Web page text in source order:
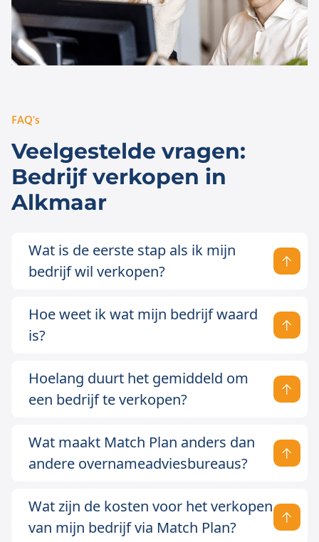
FAQ's
Veelgestelde vragen:
Bedrijf verkopen in
Alkmaar
Wat is de eerste stap als ik mijn
bedrijf wil verkopen?
Hoe weet ik wat mijn bedrijf waard
is?
Hoelang duurt het gemiddeld om
een bedrijf te verkopen?
Wat maakt Match Plan anders dan
andere overnameadviesbureaus?
Wat zijn de kosten voor het verkopen
van mijn bedrijf via Match Plan?